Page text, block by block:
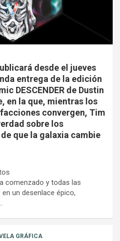
desde el jueves
entrega de la edición
DESCENDER de Dustin
en la que, mientras los
convergen, Tim
sobre los
que la galaxia cambie
comenzado y todas las
un desenlace épico,
GRÁFICA